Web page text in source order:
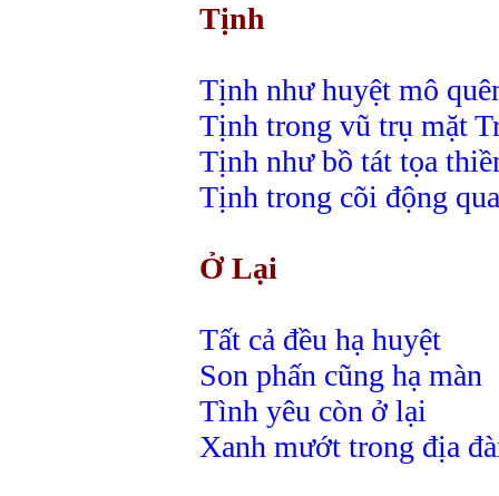
Tịnh
Tịnh như huyệt mô
Tịnh trong vũ trụ mặt
Tịnh như bồ tát tọa
Tịnh trong cõi động
Ở Lại
Tất cả đều hạ huyệt
Son phấn cũng hạ màn
Tình yêu còn ở lại
Xanh mướt trong địa